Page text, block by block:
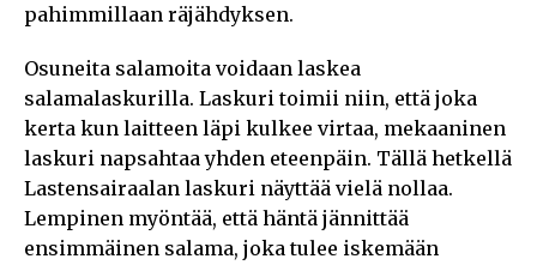
pahimmillaan räjähdyksen.
Osuneita salamoita voidaan laskea
salamalaskurilla. Laskuri toimii niin, että joka
kerta kun laitteen läpi kulkee virtaa, mekaaninen
laskuri napsahtaa yhden eteenpäin. Tällä hetkellä
Lastensairaalan laskuri näyttää vielä nollaa.
Lempinen myöntää, että häntä jännittää
ensimmäinen salama, joka tulee iskemään